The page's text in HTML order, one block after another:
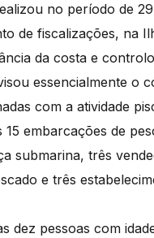
no período de 29
de fiscalizações, na
da costa e
essencialmente o
com a atividade
embarcações de
submarina, três
e três
dez pessoas com